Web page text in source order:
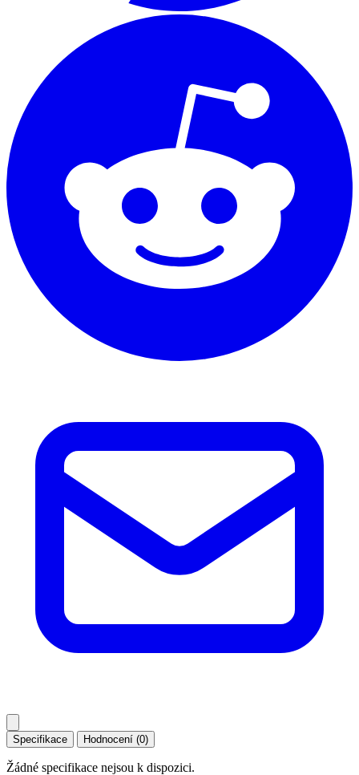
Specifikace Hodnocení (0)
Žádné specifikace nejsou k dispozici.